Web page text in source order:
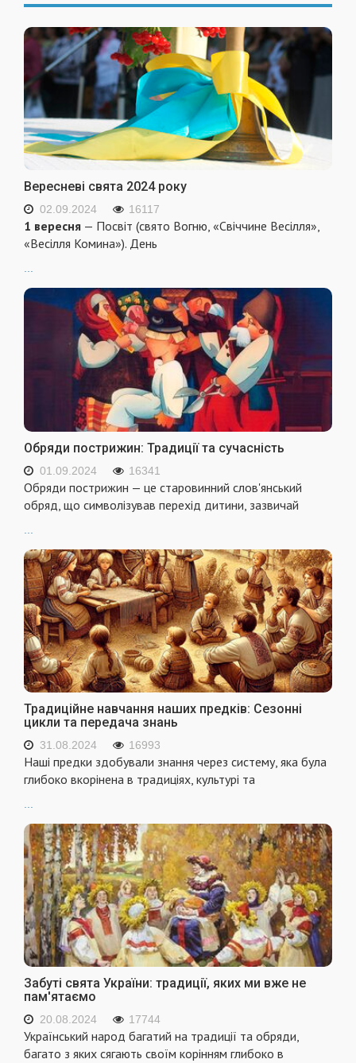
Вересневі свята 2024 року
02.09.2024 16117
1 вересня — Посвіт (свято Вогню, «Свіччине Весілля»,
«Весілля Комина»). День
...
Обряди пострижин: Традиції та сучасність
01.09.2024 16341
Обряди пострижин — це старовинний слов'янський
обряд, що символізував перехід дитини, зазвичай
Традиційне навчання наших предків: Сезонні
цикли та передача знань
31.08.2024 16993
Наші предки здобували знання через систему, яка була
глибоко вкорінена в традиціях, культурі та
Забуті свята України: традиції, яких ми вже не
пам'ятаємо
20.08.2024 17744
Український народ багатий на традиції та обряди,
багато з яких сягають своїм корінням глибоко в